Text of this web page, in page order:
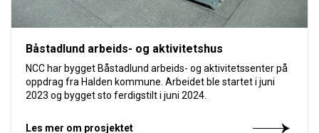
Båstadlund arbeids- og aktivitetshus
NCC har bygget Båstadlund arbeids- og aktivitetssenter på
oppdrag fra Halden kommune. Arbeidet ble startet i juni
2023 og bygget sto ferdigstilt i juni 2024.
Les mer om prosjektet